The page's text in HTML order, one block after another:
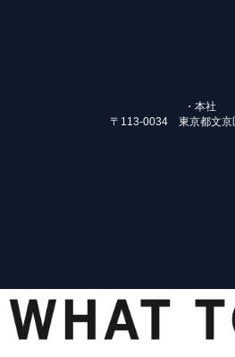
・本社
〒113-0034 東京都文京